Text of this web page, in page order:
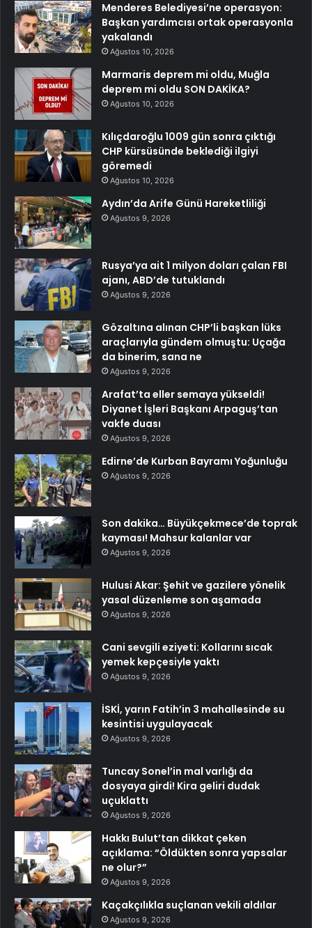
Menderes Belediyesi’ne operasyon:
Başkan yardımcısı ortak operasyonla
yakalandı
Ağustos 10, 2026
Marmaris deprem mi oldu, Muğla
deprem mi oldu SON DAKİKA?
Ağustos 10, 2026
Kılıçdaroğlu 1009 gün sonra çıktığı
CHP kürsüsünde beklediği ilgiyi
göremedi
Ağustos 10, 2026
Aydın’da Arife Günü Hareketliliği
Ağustos 9, 2026
Rusya’ya ait 1 milyon doları çalan FBI
ajanı, ABD’de tutuklandı
Ağustos 9, 2026
Gözaltına alınan CHP’li başkan lüks
araçlarıyla gündem olmuştu: Uçağa
da binerim, sana ne
Ağustos 9, 2026
Arafat’ta eller semaya yükseldi!
Diyanet İşleri Başkanı Arpaguş’tan
vakfe duası
Ağustos 9, 2026
Edirne’de Kurban Bayramı Yoğunluğu
Ağustos 9, 2026
Son dakika… Büyükçekmece’de toprak
kayması! Mahsur kalanlar var
Ağustos 9, 2026
Hulusi Akar: Şehit ve gazilere yönelik
yasal düzenleme son aşamada
Ağustos 9, 2026
Cani sevgili eziyeti: Kollarını sıcak
yemek kepçesiyle yaktı
Ağustos 9, 2026
İSKİ, yarın Fatih’in 3 mahallesinde su
kesintisi uygulayacak
Ağustos 9, 2026
Tuncay Sonel’in mal varlığı da
dosyaya girdi! Kira geliri dudak
uçuklattı
Ağustos 9, 2026
Hakkı Bulut’tan dikkat çeken
açıklama: “Öldükten sonra yapsalar
ne olur?”
Ağustos 9, 2026
Kaçakçılıkla suçlanan vekili aldılar
Ağustos 9, 2026